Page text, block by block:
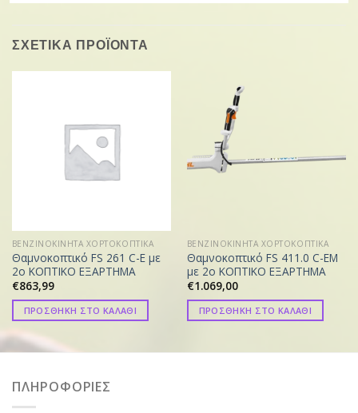
ΣΧΕΤΙΚΑ ΠΡΟΪΟΝΤΑ
ΒΕΝΖΙΝΟΚΙΝΗΤΑ ΧΟΡΤΟΚΟΠΤΙΚΑ
Θαμνοκοπτικό FS 261 C-E με
2ο ΚΟΠΤΙΚΟ ΕΞΑΡΤΗΜΑ
€863,99
ΠΡΟΣΘΗΚΗ ΣΤΟ ΚΑΛΑΘΙ
ΒΕΝΖΙΝΟΚΙΝΗΤΑ ΧΟΡΤΟΚΟΠΤΙΚΑ
Θαμνοκοπτικό FS 411.0 C-EM
με 2ο ΚΟΠΤΙΚΟ ΕΞΑΡΤΗΜΑ
€1.069,00
ΠΡΟΣΘΗΚΗ ΣΤΟ ΚΑΛΑΘΙ
ΠΛΗΡΟΦΟΡΙΕΣ